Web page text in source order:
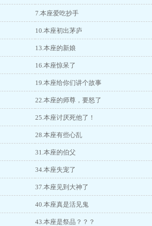
7.本座爱吃抄手
10.本座初出茅庐
13.本座的新娘
16.本座惊呆了
19.本座给你们讲个故事
22.本座的师尊，要怒了
25.本座讨厌死他了！
28.本座有些心乱
31.本座的伯父
34.本座失宠了
37.本座见到大神了
40.本座真是活见鬼
43.本座是祭品？？？